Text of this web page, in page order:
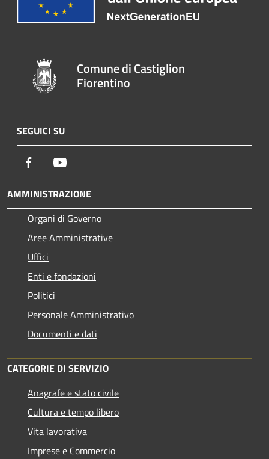
Comune di Castiglion
Fiorentino
SEGUICI SU
Facebook
AMMINISTRAZIONE
Organi di Governo
Aree Amministrative
Uffici
Enti e fondazioni
Politici
Personale Amministrativo
Documenti e dati
CATEGORIE DI SERVIZIO
Anagrafe e stato civile
Cultura e tempo libero
Vita lavorativa
Imprese e Commercio